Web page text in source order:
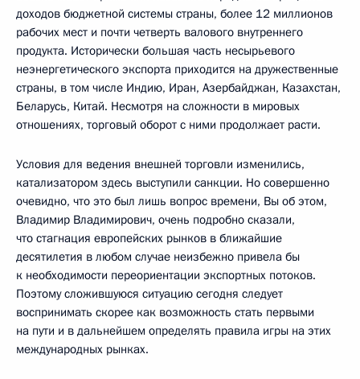
доходов бюджетной системы страны, более 12 миллионов
рабочих мест и почти четверть валового внутреннего
продукта. Исторически большая часть несырьевого
неэнергетического экспорта приходится на дружественные
страны, в том числе Индию, Иран, Азербайджан, Казахстан,
Беларусь, Китай. Несмотря на сложности в мировых
отношениях, торговый оборот с ними продолжает расти.
Условия для ведения внешней торговли изменились,
катализатором здесь выступили санкции. Но совершенно
очевидно, что это был лишь вопрос времени, Вы об этом,
Владимир Владимирович, очень подробно сказали,
что стагнация европейских рынков в ближайшие
десятилетия в любом случае неизбежно привела бы
к необходимости переориентации экспортных потоков.
Поэтому сложившуюся ситуацию сегодня следует
воспринимать скорее как возможность стать первыми
на пути и в дальнейшем определять правила игры на этих
международных рынках.